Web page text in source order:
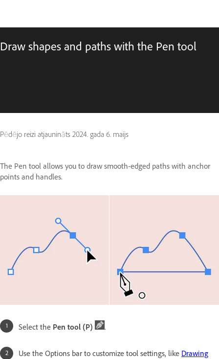
Draw shapes and paths with the Pen tool
Pēdējo reizi atjaunināts 2024. gada 6. maijs
The Pen tool allows you to draw smooth-edged paths with anchor
points and handles.
Select the Pen tool (P) .
Use the Options bar to customize tool settings, like Drawing